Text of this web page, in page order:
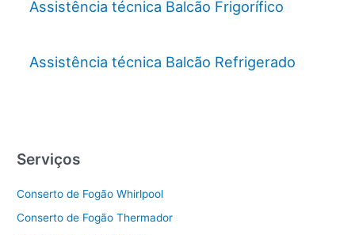
Assistência técnica Balcão Frigorífico
Assistência técnica Balcão Refrigerado
Serviços
Conserto de Fogão Whirlpool
Conserto de Fogão Thermador